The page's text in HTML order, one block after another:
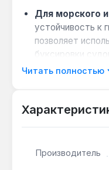
Для морского
устойчивость к
позволяет
буксировки
при постоянном
амортизирует
Выбор длины
Читать полностью
Производитель